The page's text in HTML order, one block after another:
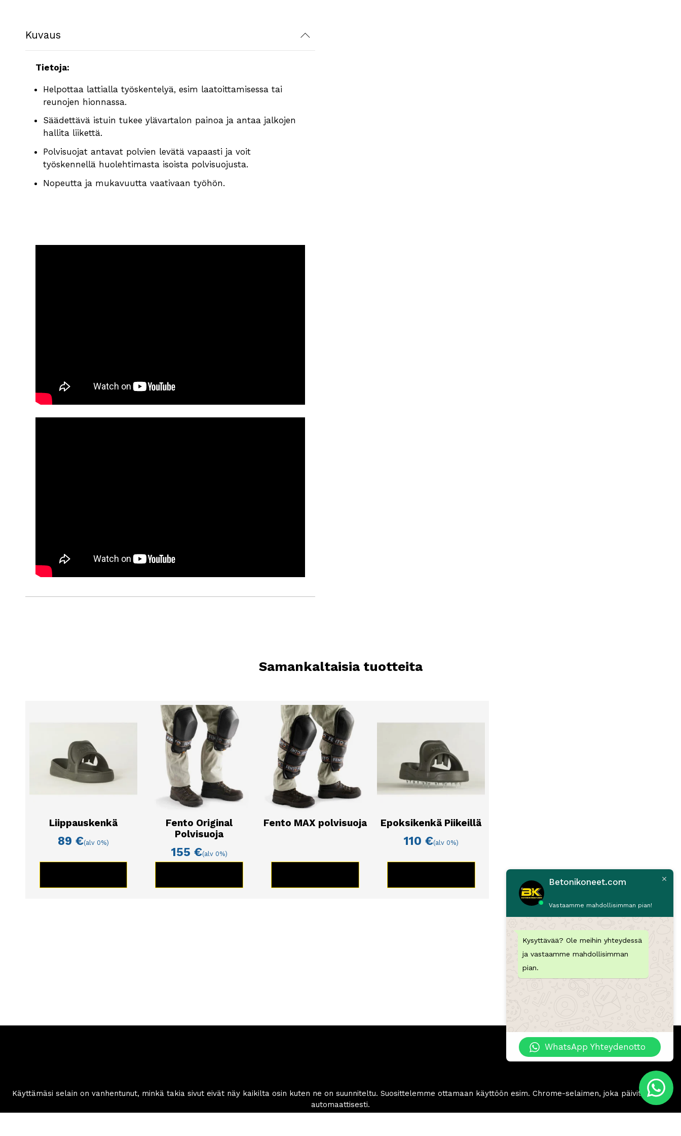
Kuvaus
Tietoja:
Helpottaa lattialla työskentelyä, esim laatoittamisessa tai
reunojen hionnassa.
Säädettävä istuin tukee ylävartalon painoa ja antaa jalkojen
hallita liikettä.
Polvisuojat antavat polvien levätä vapaasti ja voit
työskennellä huolehtimasta isoista polvisuojusta.
Nopeutta ja mukavuutta vaativaan työhön.
Samankaltaisia tuotteita
Liippauskenkä
89 €(alv 0%)
Fento Original
Polvisuoja
155 €(alv 0%)
Fento MAX polvisuoja Epoksikenkä Piikeillä
110 €(alv 0%)
Betonikoneet.com Asiakaspalvelu Info
Tilaus- ja toimitusehdot
Betonikoneet.com
Vastaamme mahdollisimman pian!
Kysyttävää? Ole meihin yhteydessä
ja vastaamme mahdollisimman
pian.
WhatsApp Yhteydenotto